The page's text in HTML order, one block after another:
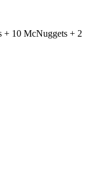
+ 10 McNuggets + 2